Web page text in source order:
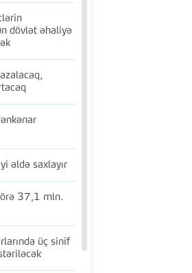
dövlət əhaliyə
əldə saxlayır
37,1 mln.
üç sinif